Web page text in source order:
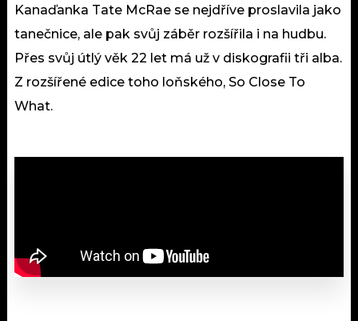
Kanaďanka Tate McRae se nejdříve proslavila jako
tanečnice, ale pak svůj záběr rozšířila i na hudbu.
Přes svůj útlý věk 22 let má už v diskografii tři alba.
Z rozšířené edice toho loňského, So Close To
What.